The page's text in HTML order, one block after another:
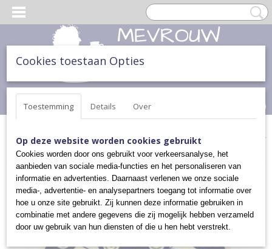
Inloggen Registreren
(0)
Home >ONTBIJT, LUNCH & DINER>ONDERZETTERS/ SNIJPLANK
ONDERZETTER
Cookies toestaan Opties
Toestemming Details Over
Op deze website worden cookies gebruikt
Cookies worden door ons gebruikt voor verkeersanalyse, het
aanbieden van sociale media-functies en het personaliseren van
informatie en advertenties. Daarnaast verlenen we onze sociale
media-, advertentie- en analysepartners toegang tot informatie over
hoe u onze site gebruikt. Zij kunnen deze informatie gebruiken in
combinatie met andere gegevens die zij mogelijk hebben verzameld
door uw gebruik van hun diensten of die u hen hebt verstrekt.